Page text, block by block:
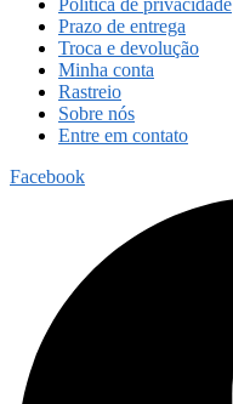
Política de privacidade
Prazo de entrega
Troca e devolução
Minha conta
Rastreio
Sobre nós
Entre em contato
Facebook